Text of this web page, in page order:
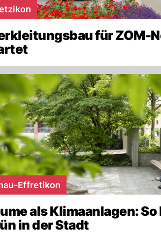
für ZOM-
Effretikon
als Klimaanlagen:
in der Stadt